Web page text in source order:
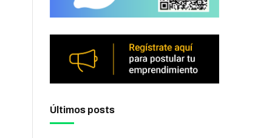
Últimos posts